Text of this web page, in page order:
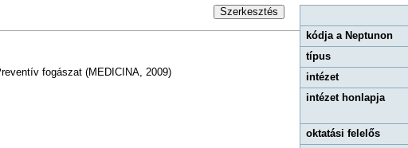
kódja a Neptunon
típus
intézet
intézet honlapja
oktatási felelős
Szerkesztés
fogászat (MEDICINA, 2009)